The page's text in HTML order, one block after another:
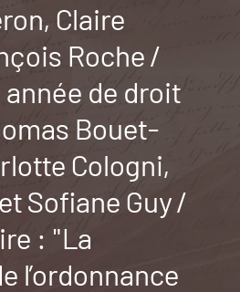
Claire
Roche /
année de droit
Bouet-
Cologni,
Sofiane Guy /
: "La
l’ordonnance